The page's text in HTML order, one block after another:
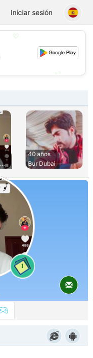
Chat
Iniciar sesión
Sheikh Zayed Road
40 años
Bur Dubai
1